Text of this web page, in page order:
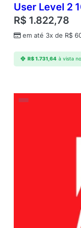
User Level 2
R$ 1.822,78
em até 3x de R$
R$1.731,64 à vista